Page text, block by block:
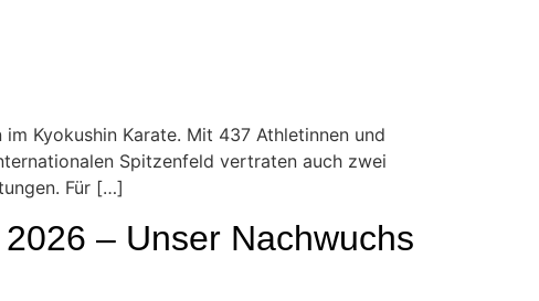
Kyokushin Karate. Mit 437 Athletinnen und
Spitzenfeld vertraten auch zwei
Für […]
– Unser Nachwuchs